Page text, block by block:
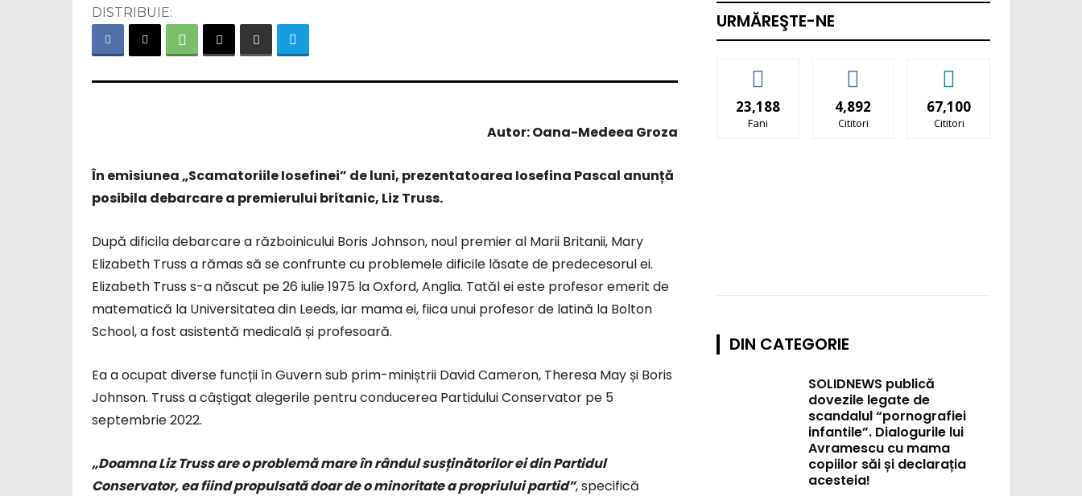
DISTRIBUIE:
Autor: Oana-Medeea Groza
În emisiunea „Scamatoriile Iosefinei” de luni, prezentatoarea Iosefina Pascal anunță
posibila debarcare a premierului britanic, Liz Truss.
După dificila debarcare a războinicului Boris Johnson, noul premier al Marii Britanii, Mary
Elizabeth Truss a rămas să se confrunte cu problemele dificile lăsate de predecesorul ei.
Elizabeth Truss s-a născut pe 26 iulie 1975 la Oxford, Anglia. Tatăl ei este profesor emerit de
matematică la Universitatea din Leeds, iar mama ei, fiica unui profesor de latină la Bolton
School, a fost asistentă medicală și profesoară.
Ea a ocupat diverse funcții în Guvern sub prim-miniștrii David Cameron, Theresa May și Boris
Johnson. Truss a câștigat alegerile pentru conducerea Partidului Conservator pe 5
septembrie 2022.
„Doamna Liz Truss are o problemă mare în rândul susținătorilor ei din Partidul
Conservator, ea fiind propulsată doar de o minoritate a propriului partid”, specifică
URMĂREŞTE-NE
23,188
Fani
4,892
Cititori
67,100
Cititori
DIN CATEGORIE
SOLIDNEWS publică
dovezile legate de
scandalul “pornografiei
infantile”. Dialogurile lui
Avramescu cu mama
copiilor săi și declarația
acesteia!